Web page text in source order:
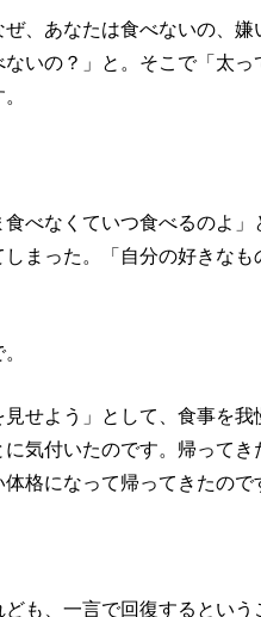
、あなたは食べないの、
いの？」と。そこで「太っ
べなくていつ食べるのよ
まった。「自分の好きな
せよう」として、食事を
気付いたのです。帰ってき
格になって帰ってきたので
も、一言で回復するという